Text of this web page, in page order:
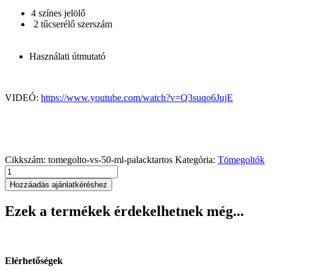
4 színes jelölő
2 tűcserélő szerszám
Használati útmutató
VIDEÓ: https://www.youtube.com/watch?v=Q3suqo6JujE
Cikkszám: tomegolto-vs-50-ml-palacktartos Kategória: Tömegoltók
Tömegoltó
VS
5,0
palacktartós
Hozzáadás ajánlatkéréshez
Ezek a termékek érdekelhetnek még...
Elérhetőségek